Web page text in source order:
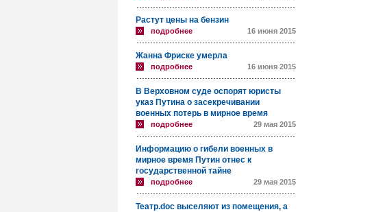
Растут цены на бензин
подробнее 16 июня 2015
Жанна Фриске умерла
подробнее 16 июня 2015
В Верховном суде оспорят юристы
указ Путина о засекречивании
военных потерь в мирное время
подробнее 29 мая 2015
Информацию о гибели военных в
мирное время Путин отнес к
государственной тайне
подробнее 29 мая 2015
Театр.doc выселяют из помещения, а